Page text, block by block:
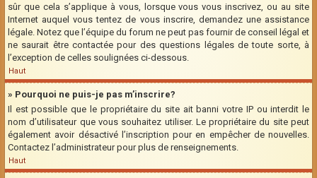
sûr que cela s’applique à vous, lorsque vous vous inscrivez, ou au site
Internet auquel vous tentez de vous inscrire, demandez une assistance
légale. Notez que l’équipe du forum ne peut pas fournir de conseil légal et
ne saurait être contactée pour des questions légales de toute sorte, à
l’exception de celles soulignées ci-dessous.
Haut
» Pourquoi ne puis-je pas m’inscrire?
Il est possible que le propriétaire du site ait banni votre IP ou interdit le
nom d’utilisateur que vous souhaitez utiliser. Le propriétaire du site peut
également avoir désactivé l’inscription pour en empêcher de nouvelles.
Contactez l’administrateur pour plus de renseignements.
Haut